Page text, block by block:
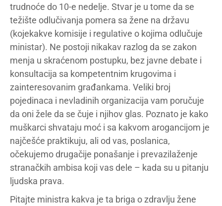
trudnoće do 10-e nedelje. Stvar je u tome da se
težište odlučivanja pomera sa žene na državu
(kojekakve komisije i regulative o kojima odlučuje
ministar). Ne postoji nikakav razlog da se zakon
menja u skraćenom postupku, bez javne debate i
konsultacija sa kompetentnim krugovima i
zainteresovanim građankama. Veliki broj
pojedinaca i nevladinih organizacija vam poručuje
da oni žele da se čuje i njihov glas. Poznato je kako
muškarci shvataju moć i sa kakvom arogancijom je
najčešće praktikuju, ali od vas, poslanica,
očekujemo drugačije ponašanje i prevazilaženje
stranačkih ambisa koji vas dele – kada su u pitanju
ljudska prava.
Pitajte ministra kakva je ta briga o zdravlju žene